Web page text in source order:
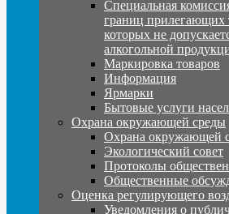
Специальная
границ прилегающих
которых не
алкогольной
Маркировка товаров
Информация
Ярмарки
Бытовые услуги
Охрана окружающей среды
Охрана окружающей
Экологический совет
Протоколы
Общественные
Оценка регулирующего
Уведомления о